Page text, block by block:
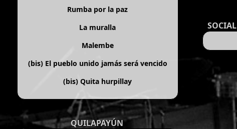
Rumba por la paz
La muralla
Malembe
(bis) El pueblo unido jamás será vencido
(bis)Quita hurpillay
QUILAPAYÚN
SOCIAL